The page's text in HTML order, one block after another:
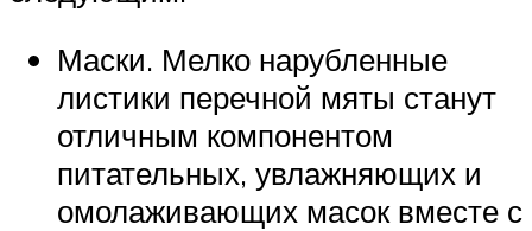
Маски. Мелко нарубленные
листики перечной мяты станут
отличным компонентом
питательных, увлажняющих и
омолаживающих масок вместе с